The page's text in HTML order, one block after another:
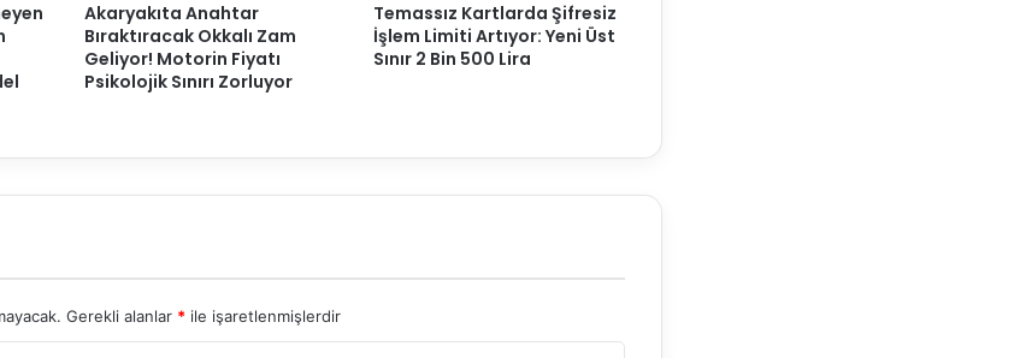
Akaryakıta Anahtar
Bıraktıracak Okkalı Zam
Geliyor! Motorin Fiyatı
Psikolojik Sınırı Zorluyor
Temassız Kartlarda Şifresiz
İşlem Limiti Artıyor: Yeni Üst
Sınır 2 Bin 500 Lira
Gerekli alanlar * ile işaretlenmişlerdir